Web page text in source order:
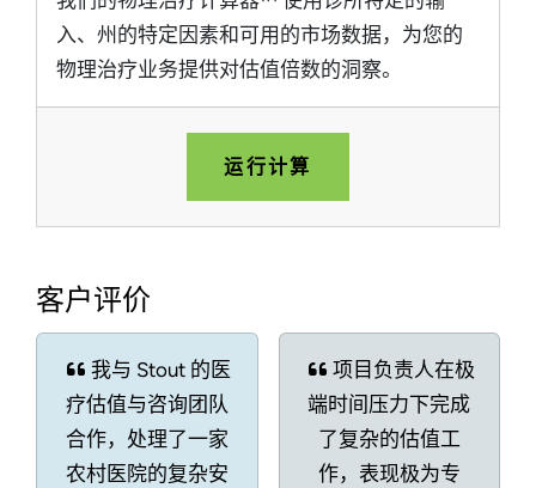
入、州的特定因素和可用的市场数据，为您的
物理治疗业务提供对估值倍数的洞察。
运行计算
客户评价
我与 Stout 的医
疗估值与咨询团队
合作，处理了一家
农村医院的复杂安
项目负责人在极
端时间压力下完成
了复杂的估值工
作，表现极为专